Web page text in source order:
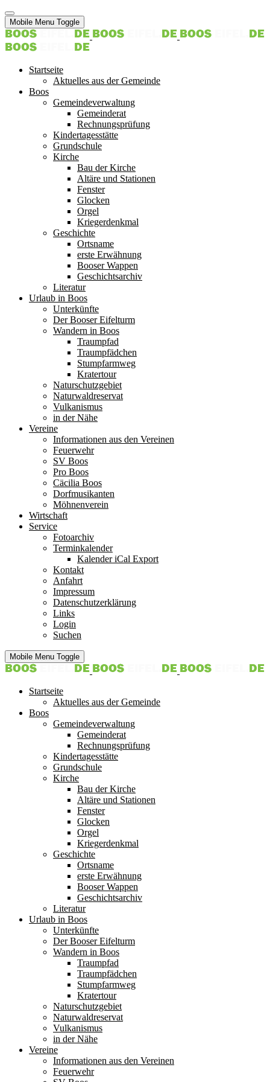
Mobile Menu Toggle
Startseite
Aktuelles aus der Gemeinde
Boos
Gemeindeverwaltung
Gemeinderat
Rechnungsprüfung
Kindertagesstätte
Grundschule
Kirche
Bau der Kirche
Altäre und Stationen
Fenster
Glocken
Orgel
Kriegerdenkmal
Geschichte
Ortsname
erste Erwähnung
Booser Wappen
Geschichtsarchiv
Literatur
Urlaub in Boos
Unterkünfte
Der Booser Eifelturm
Wandern in Boos
Traumpfad
Traumpfädchen
Stumpfarmweg
Kratertour
Naturschutzgebiet
Naturwaldreservat
Vulkanismus
in der Nähe
Vereine
Informationen aus den Vereinen
Feuerwehr
SV Boos
Pro Boos
Cäcilia Boos
Dorfmusikanten
Möhnenverein
Wirtschaft
Service
Fotoarchiv
Terminkalender
Kalender iCal Export
Kontakt
Anfahrt
Impressum
Datenschutzerklärung
Links
Login
Suchen
Mobile Menu Toggle
Startseite
Aktuelles aus der Gemeinde
Boos
Gemeindeverwaltung
Gemeinderat
Rechnungsprüfung
Kindertagesstätte
Grundschule
Kirche
Bau der Kirche
Altäre und Stationen
Fenster
Glocken
Orgel
Kriegerdenkmal
Geschichte
Ortsname
erste Erwähnung
Booser Wappen
Geschichtsarchiv
Literatur
Urlaub in Boos
Unterkünfte
Der Booser Eifelturm
Wandern in Boos
Traumpfad
Traumpfädchen
Stumpfarmweg
Kratertour
Naturschutzgebiet
Naturwaldreservat
Vulkanismus
in der Nähe
Vereine
Informationen aus den Vereinen
Feuerwehr